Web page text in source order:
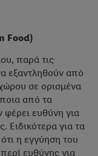
Food)
παρά τις
εξαντληθούν από
σε ορισμένα
από τα
φέρει ευθύνη για
Ειδικότερα για τα
η εγγύηση του
ευθύνης για